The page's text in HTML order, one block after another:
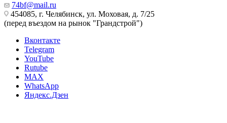
74bf@mail.ru
454085, г. Челябинск, ул. Моховая, д. 7/25
(перед въездом на рынок "Грандстрой")
Вконтакте
Telegram
YouTube
Rutube
MAX
WhatsApp
Яндекс.Дзен